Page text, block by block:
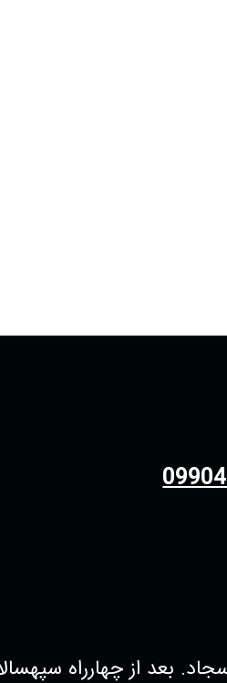
از چهارراه سپهسالار حدفاصل